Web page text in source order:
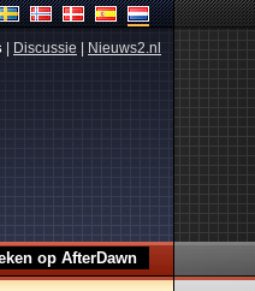
Discussie Nieuws2.nl